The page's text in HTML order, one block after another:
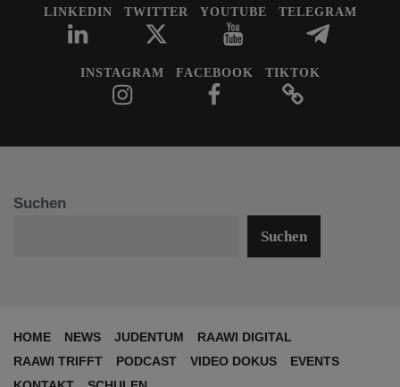
LINKEDIN TWITTER YOUTUBE TELEGRAM
INSTAGRAM FACEBOOK TIKTOK
Suchen
Suchen
HOME NEWS JUDENTUM
RAAWI DIGITAL
RAAWI TRIFFT
PODCAST VIDEO DOKUS
EVENTS